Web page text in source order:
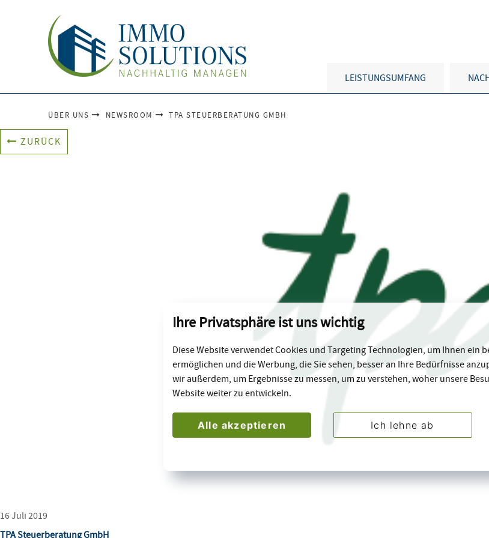
Ihre Privatsphäre ist uns wichtig
Diese Website verwendet Cookies und Targeting Technologien, um Ihnen ein
ermöglichen und die Werbung, die Sie sehen, besser an Ihre Bedürfnisse
wir außerdem, um Ergebnisse zu messen, um zu verstehen, woher unsere
Website weiter zu entwickeln.
Alle akzeptieren Ich lehne ab
LEISTUNGSUMFANG
ÜBER UNS NEWSROOM TPA STEUERBERATUNG GMBH
ZURÜCK
16 Juli 2019
TPA Steuerberatung GmbH